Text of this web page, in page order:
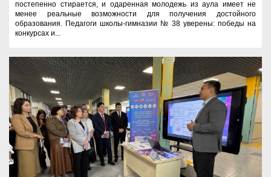
постепенно стирается, и одаренная молодежь из аула имеет не
менее реальные возможности для получения достойного
образования. Педагоги школы-гимназии № 38 уверены: победы на
конкурсах и...